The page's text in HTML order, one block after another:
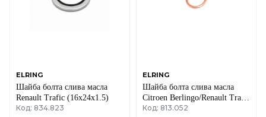
GMC
GREAT WALL
ELRING
Шайба болта слива масла
Renault Trafic (16x24x1.5)
Код: 834.823
ELRING
Шайба болта слива масла
Citroen Berlingo/Renault Trafic
1.6-2.5 dCi/D 89- (16x22x2)
Код: 813.052